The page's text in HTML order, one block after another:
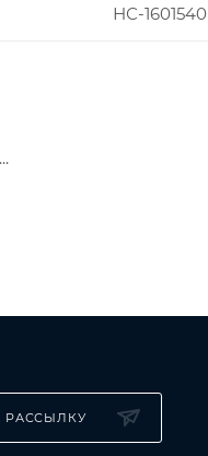
НС-1601540
РАССЫЛКУ